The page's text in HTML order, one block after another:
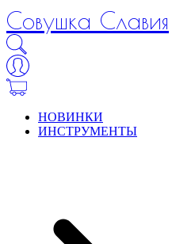
Совушка Славия
НОВИНКИ
ИНСТРУМЕНТЫ